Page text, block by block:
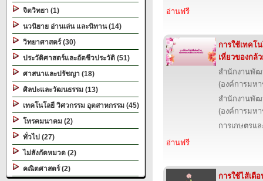
จิตวิทยา (1)
นวนิยาย อ่านเล่น และนิทาน (14)
วิทยาศาสตร์ (30)
ประวัติศาสตร์และอัตชีวประวัติ (51)
ศาสนาและปรัชญา (18)
ศิลปะและวัฒนธรรม (13)
เทคโนโลยี วิศวกรรม อุตสาหกรรม (45)
โทรคมนาคม (2)
ทั่วไป (27)
ไม่สังกัดหมวด (2)
คณิตศาสตร์ (2)
อ่านฟรี
การใช้เทคโ
เหี่ยวของกล้
สำนักงานพัฒ
(องค์การมห
สำนักงานพัฒ
(องค์การมห
การเกษตรแ
อ่านฟรี
การใช้ไส้เดื